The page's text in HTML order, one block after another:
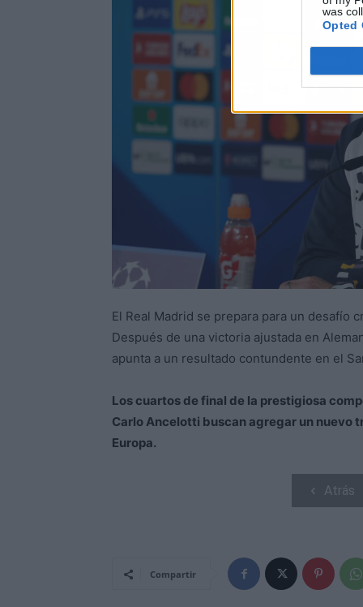
was
Opted
El Real Madrid se prepara para un desafío
Después de una victoria ajustada en
apunta a un resultado contundente en el
Los cuartos de final de la prestigiosa
Carlo Ancelotti buscan agregar un nuevo
Europa.
Atrás
Compartir